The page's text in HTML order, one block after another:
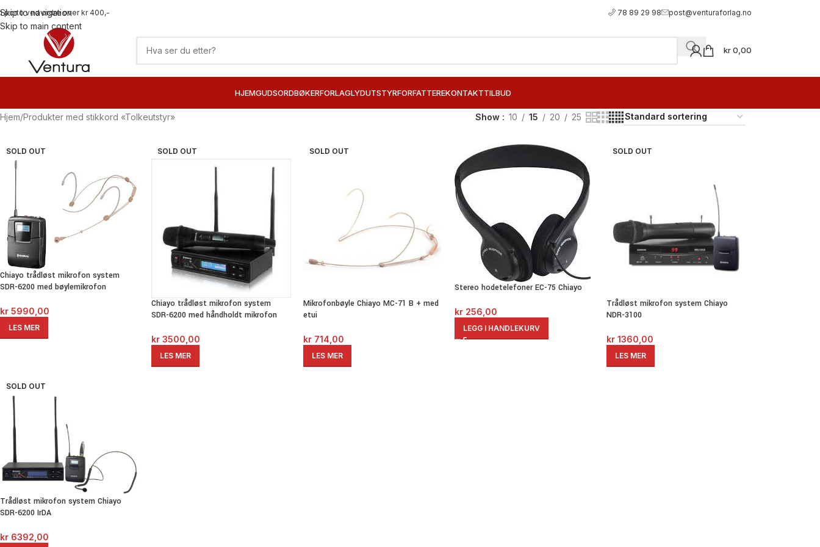
Skip to navigation
Skip to main content
porto ved ordre over kr 400,- 78 89 29 98 post@venturaforlag.no
kr0,00
HJEMGUDSORDBØKERFORLAGLYDUTSTYRFORFATTEREKONTAKTTILBUD
Hjem Produkter med stikkord «Tolkeutstyr» Show 10 15 20 25
SOLD OUT
Chiayo trådløst mikrofon system
SDR-6200 med bøylemikrofon
kr 5990,00
LES MER
SOLD OUT
Chiayo trådløst mikrofon system
SDR-6200 med håndholdt mikrofon
kr 3500,00
LES MER
SOLD OUT
Mikrofonbøyle Chiayo MC-71 B + med
etui
kr714,00
LES MER
Stereo hodetelefoner EC-75 Chiayo
kr 256,00
LEGG I HANDLEKURV
SOLD OUT
Trådløst mikrofon system Chiayo
NDR-3100
kr1360,00
LES MER
SOLD OUT
Trådløst mikrofon system Chiayo
SDR-6200 IrDA
kr 6392,00